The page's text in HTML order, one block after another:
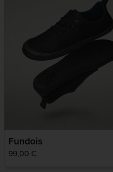
Fundois
Normaler
99,00 €